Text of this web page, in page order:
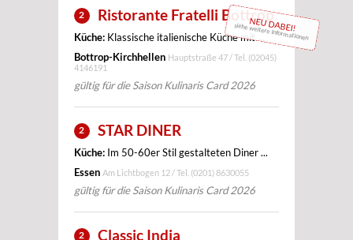
NEU DABEI!
siehe weitere Informationen
2 Ristorante Fratelli Bottrop
Küche: Klassische italienische Küche mit ...
Bottrop-Kirchhellen Hauptstraße 47 / Tel. (02045)
4146191
gültig für die Saison Kulinaris Card 2026
2 STAR DINER
Küche: Im 50-60er Stil gestalteten Diner ...
Essen Am Lichtbogen 12 / Tel. (0201) 8630055
gültig für die Saison Kulinaris Card 2026
2 Classic India